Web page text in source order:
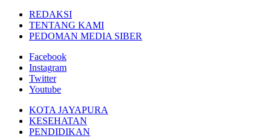
REDAKSI
TENTANG KAMI
PEDOMAN MEDIA SIBER
Facebook
Instagram
Twitter
Youtube
KOTA JAYAPURA
KESEHATAN
PENDIDIKAN